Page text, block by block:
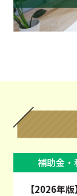
補助金・
【2026年